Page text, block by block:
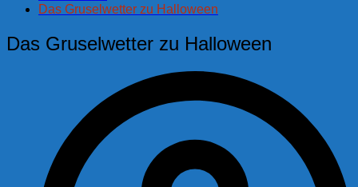
Das Gruselwetter zu Halloween
Das Gruselwetter zu Halloween